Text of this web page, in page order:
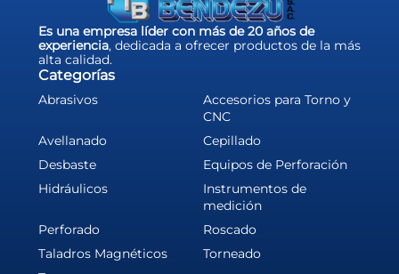
Es una empresa líder con más de 20 años de
experiencia, dedicada a ofrecer productos de la más
alta calidad.
Categorías
Abrasivos
Accesorios para Torno y
CNC
Avellanado
Cepillado
Desbaste
Equipos de Perforación
Hidráulicos
Instrumentos de
medición
Perforado
Roscado
Taladros Magnéticos
Torneado